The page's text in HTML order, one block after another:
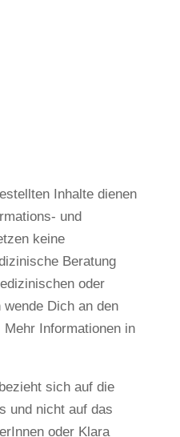
Inhalte dienen
und
keine
Beratung
oder
Dich an den
Informationen in
sich auf die
und nicht auf das
oder Klara